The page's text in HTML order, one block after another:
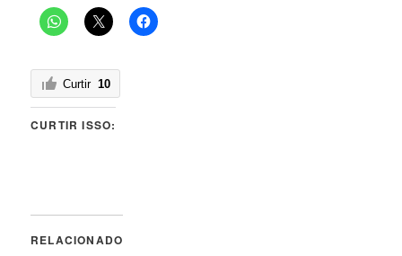
Curtir 10
CURTIR ISSO:
RELACIONADO